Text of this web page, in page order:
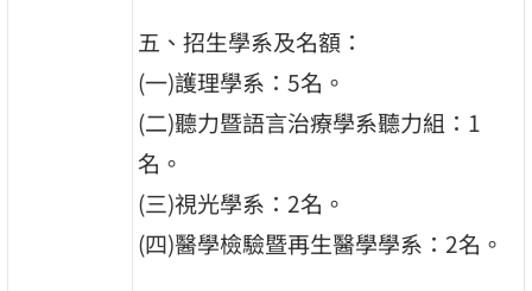
五、招生學系及名額：
(一)護理學系：5名。
(二)聽力暨語言治療學系聽力組：1
名。
(三)視光學系：2名。
(四)醫學檢驗暨再生醫學學系：2名。